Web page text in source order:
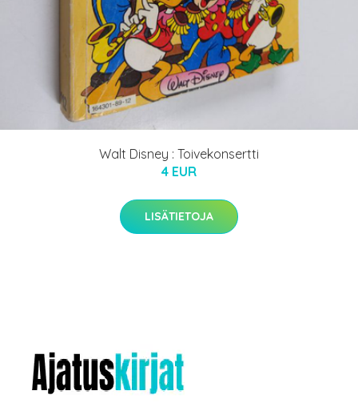
Walt Disney : Toivekonsertti
4 EUR
LISÄTIETOJA